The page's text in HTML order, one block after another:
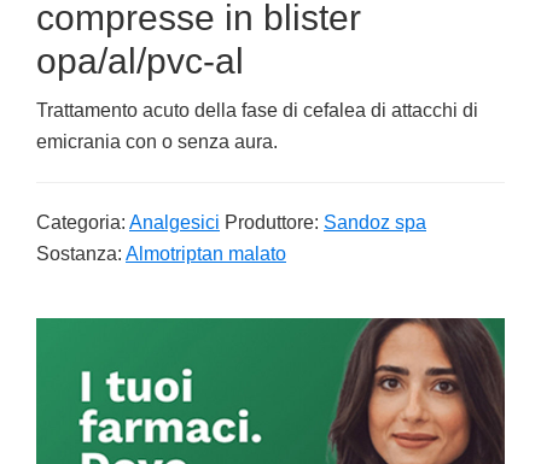
compresse in blister
opa/al/pvc-al
Trattamento acuto della fase di cefalea di attacchi di
emicrania con o senza aura.
Categoria: Analgesici Produttore: Sandoz spa
Sostanza: Almotriptan malato
Sidebar